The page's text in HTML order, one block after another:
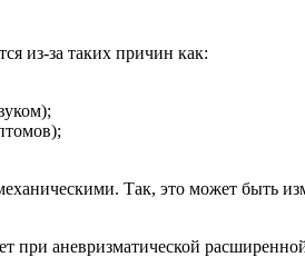
из-за таких причин как:
Так, это может быть
при аневризматической